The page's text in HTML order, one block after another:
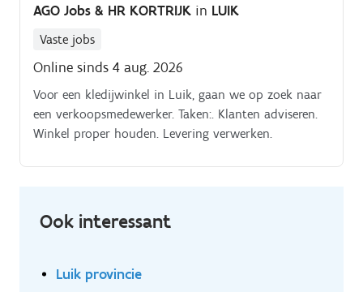
marchandise Administration : Compléter et faire
signer les documents de transport (bons de livraison,
véhicule avant le départ et veiller à sa propreté
AGO Jobs & HR KORTRIJK in LUIK
Vaste jobs
Online sinds 4 aug. 2026
Voor een kledijwinkel in Luik, gaan we op zoek naar
een verkoopsmedewerker. Taken:. Klanten adviseren.
Winkel proper houden. Levering verwerken.
Ook interessant
Luik provincie